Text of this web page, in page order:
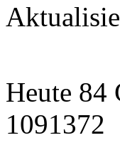
Heute 84
1091372